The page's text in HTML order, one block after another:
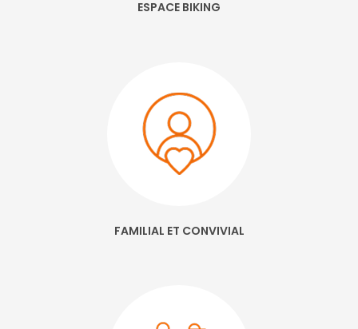
ESPACE BIKING
FAMILIAL ET CONVIVIAL